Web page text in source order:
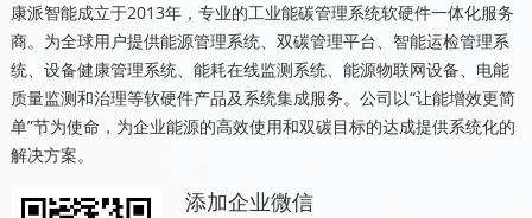
康派智能成立于2013年，专业的工业能碳管理系统软硬件一体化服务
商。为全球用户提供能源管理系统、双碳管理平台、智能运检管理系
统、设备健康管理系统、能耗在线监测系统、能源物联网设备、电能
质量监测和治理等软硬件产品及系统集成服务。公司以“让能增效更简
单”节为使命，为企业能源的高效使用和双碳目标的达成提供系统化的
解决方案。
添加企业微信